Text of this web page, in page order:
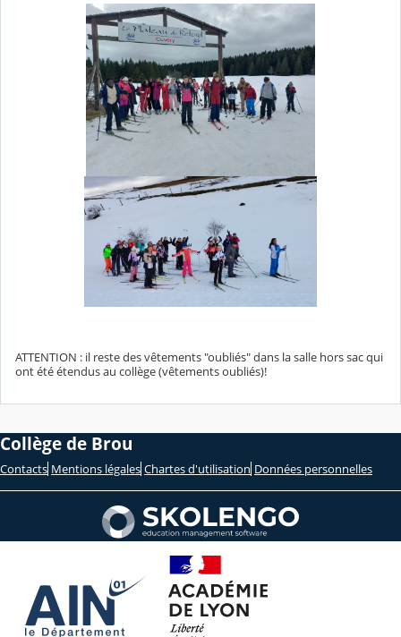
ATTENTION : il reste des vêtements "oubliés" dans la salle hors sac qui
ont été étendus au collège (vêtements oubliés)!
Collège de Brou
Contacts Mentions légales Chartes d'utilisation Données personnelles